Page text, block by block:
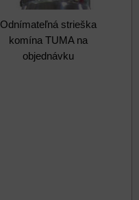
Odnímateľná strieška
komína TUMA na
objednávku